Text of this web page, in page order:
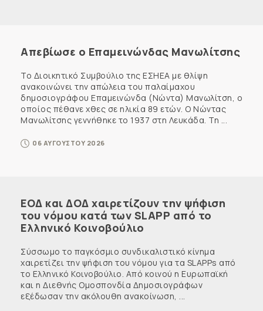
Απεβίωσε ο Επαμεινώνδας Μανωλίτσης
Το Διοικητικό Συμβούλιο της ΕΣΗΕΑ με θλίψη
ανακοινώνει την απώλεια του παλαίμαχου
δημοσιογράφου Επαμεινώνδα (Νώντα) Μανωλίτση, ο
οποίος πέθανε χθες σε ηλικία 89 ετών. Ο Νώντας
Μανωλίτσης γεννήθηκε το 1937 στη Λευκάδα. Τη ...
06 ΑΥΓΟΥΣΤΟΥ 2026
ΕΟΔ και ΔΟΔ χαιρετίζουν την ψήφιση
του νόμου κατά των SLAPP από το
Ελληνικό Κοινοβούλιο
Σύσσωμο το παγκόσμιο συνδικαλιστικό κίνημα
χαιρετίζει την ψήφιση του νόμου για τα SLAPPs από
το Ελληνικό Κοινοβούλιο. Από κοινού η Ευρωπαϊκή
και η Διεθνής Ομοσπονδία Δημοσιογράφων
εξέδωσαν την ακόλουθη ανακοίνωση, ...